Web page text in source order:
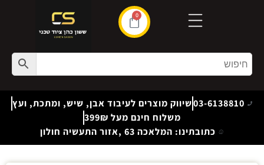
0
03-6138810שיווק מוצרים לעיבוד אבן, שיש, ומתכת, ועץ
משלוח חינם מעל 399₪
כתובתינו: המלאכה 63 ,אזור התעשיה חולון